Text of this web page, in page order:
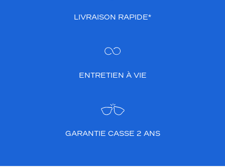
LIVRAISON RAPIDE*
ENTRETIEN À VIE
GARANTIE CASSE 2 ANS